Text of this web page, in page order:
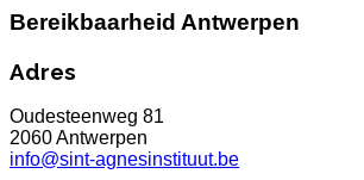
Bereikbaarheid Antwerpen
Adres
Oudesteenweg 81
2060 Antwerpen
info@sint-agnesinstituut.be